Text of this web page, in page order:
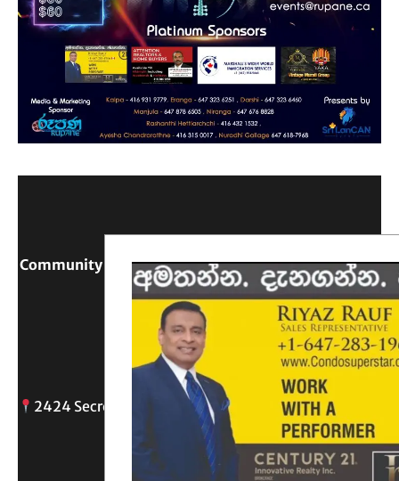
Community Digital Platform Connecting Sri Lanka &
Canada
Reach Out
2424 Secreto drive, Oshawa, ON
info@